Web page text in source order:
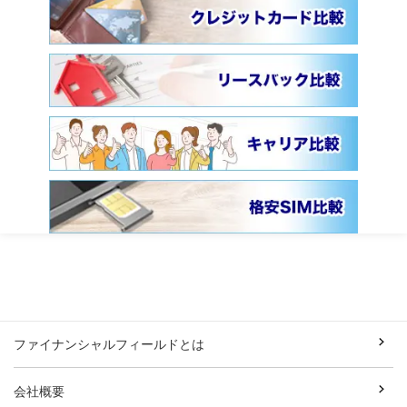
ファイナンシャルフィールドとは
会社概要